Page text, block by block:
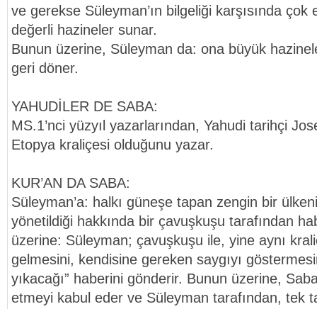
ve gerekse Süleyman’ın bilgeliği karşısında
değerli hazineler sunar.
Bunun üzerine, Süleyman da: ona büyük
geri döner.
YAHUDİLER DE SABA:
MS.1’nci yüzyıl yazarlarından, Yahudi tarihçi
Etopya kraliçesi olduğunu yazar.
KUR’AN DA SABA:
Süleyman’a: halkı güneşe tapan zengin bir
yönetildiği hakkında bir çavuşkuşu tarafından
üzerine: Süleyman; çavuşkuşu ile, yine aynı
gelmesini, kendisine gereken saygıyı
yıkacağı” haberini gönderir. Bunun üzerine,
etmeyi kabul eder ve Süleyman tarafından, tek